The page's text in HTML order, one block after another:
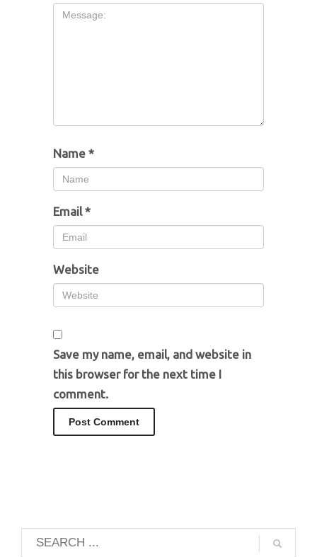
Name *
Email*
Website
Save my name, email, and website in
this browser for the next time I
comment.